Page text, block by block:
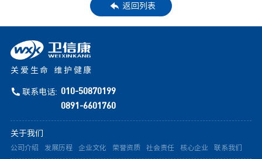
返回列表
关爱生命 维护健康
联系电话: 010-50870199
0891-6601760
关于我们
公司介绍 发展历程 企业文化 荣誉资质 社会责任 核心企业 联系我们